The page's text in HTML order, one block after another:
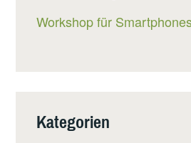
Workshop für
Kategorien